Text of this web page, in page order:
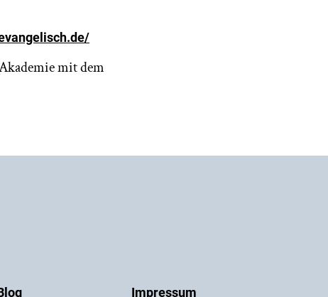
mit dem
Impressum